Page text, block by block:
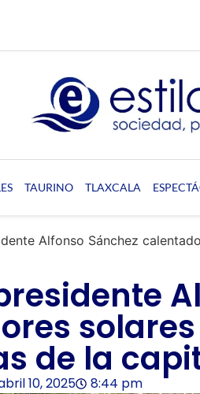
TAURINO TLAXCALA
Alfonso Sánchez
de la
10, 2025 8:44 pm